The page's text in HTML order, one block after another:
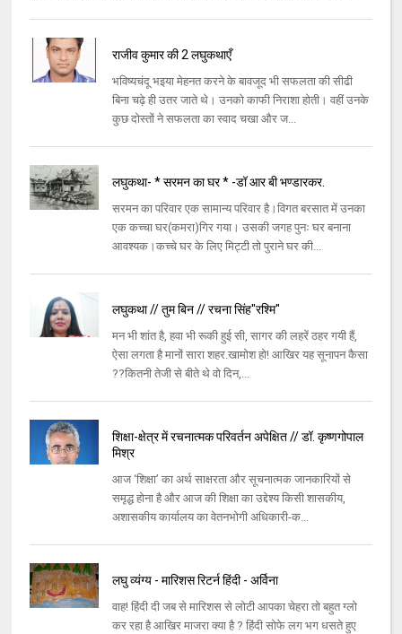
राजीव कुमार की 2 लघुकथाएँ
भविष्यचंदू भइया मेहनत करने के बावजूद भी सफलता की सीढी
बिना चढ़े ही उतर जाते थे। उनको काफी निराशा होती। वहीं उनके
कुछ दोस्तों ने सफलता का स्वाद चखा और ज...
लघुकथा- * सरमन का घर * -डॉ आर बी भण्डारकर.
सरमन का परिवार एक सामान्य परिवार है।विगत बरसात में उनका
एक कच्चा घर(कमरा)गिर गया। उसकी जगह पुनः घर बनाना
आवश्यक।कच्चे घर के लिए मिट्टी तो पुराने घर की...
लघुकथा // तुम बिन // रचना सिंह"रश्मि"
मन भी शांत है, हवा भी रूकी हुई सी, सागर की लहरें ठहर गयी हैं,
ऐसा लगता है मानों सारा शहर.खामोश हो! आखिर यह सूनापन कैसा
??कितनी तेजी से बीते थे वो दिन,...
शिक्षा-क्षेत्र में रचनात्मक परिवर्तन अपेक्षित // डॉ. कृष्णगोपाल
मिश्र
आज ‘शिक्षा’ का अर्थ साक्षरता और सूचनात्मक जानकारियों से
समृद्ध होना है और आज की शिक्षा का उद्देश्य किसी शासकीय,
अशासकीय कार्यालय का वेतनभोगी अधिकारी-क...
लघु व्यंग्य - मारिशस रिटर्न हिंदी - अर्विना
वाह! हिंदी दी जब से मारिशस से लोटी आपका चेहरा तो बहुत ग्लो
कर रहा है आखिर माजरा क्या है ? हिंदी सोफे लग भग धसते हुए